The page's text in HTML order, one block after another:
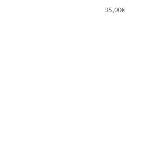
35,00€